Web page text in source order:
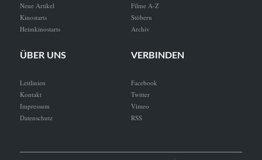
Neue Artikel
Kinostarts
Heimkinostarts
Filme A-Z
Stöbern
Archiv
ÜBER UNS
Leitlinien
Kontakt
Impressum
Datenschutz
VERBINDEN
Facebook
Twitter
Vimeo
RSS